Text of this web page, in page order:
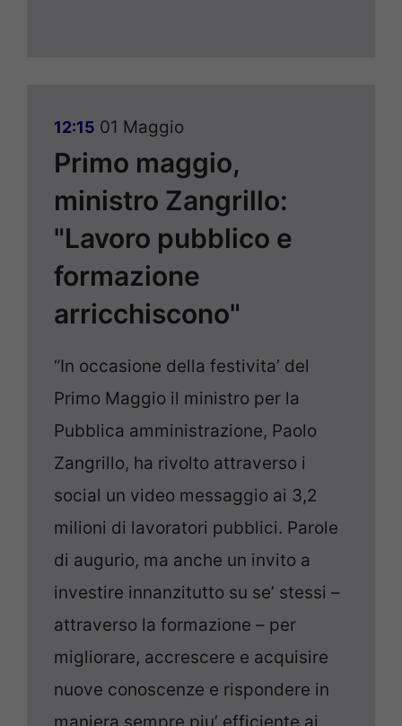
12:15 01 Maggio
Primo maggio,
ministro Zangrillo:
"Lavoro pubblico e
formazione
arricchiscono"
“In occasione della festivita’ del
Primo Maggio il ministro per la
Pubblica amministrazione, Paolo
Zangrillo, ha rivolto attraverso i
social un video messaggio ai 3,2
milioni di lavoratori pubblici. Parole
di augurio, ma anche un invito a
investire innanzitutto su se’ stessi –
attraverso la formazione – per
migliorare, accrescere e acquisire
nuove conoscenze e rispondere in
maniera sempre piu’ efficiente ai